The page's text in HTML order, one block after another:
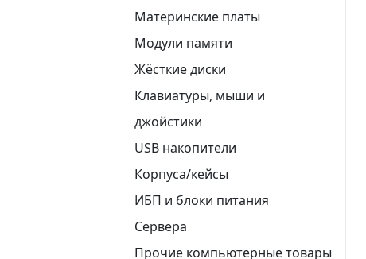
Материнские платы
Модули памяти
Жёсткие диски
Клавиатуры, мыши и
джойстики
USB накопители
Корпуса/кейсы
ИБП и блоки питания
Сервера
Прочие компьютерные товары